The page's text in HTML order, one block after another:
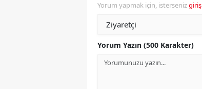
Yorum yapmak için, istersenizgiriş
Yorum Yazın (500 Karakter)